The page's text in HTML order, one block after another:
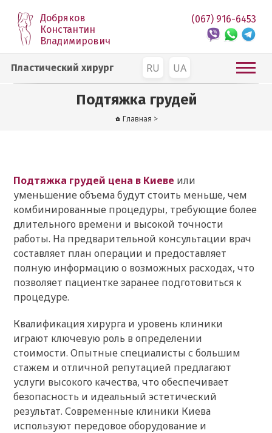
Добряков
Константин
Владимирович
RU UA
(067) 916-6453
Пластический хирург
Подтяжка грудей
Главная >
Подтяжка грудей цена в Киеве или
уменьшение объема будут стоить меньше, чем
комбинированные процедуры, требующие более
длительного времени и высокой точности
работы. На предварительной консультации врач
составляет план операции и предоставляет
полную информацию о возможных расходах, что
позволяет пациентке заранее подготовиться к
процедуре.
Квалификация хирурга и уровень клиники
играют ключевую роль в определении
стоимости. Опытные специалисты с большим
стажем и отличной репутацией предлагают
услуги высокого качества, что обеспечивает
безопасность и идеальный эстетический
результат. Современные клиники Киева
используют передовое оборудование и